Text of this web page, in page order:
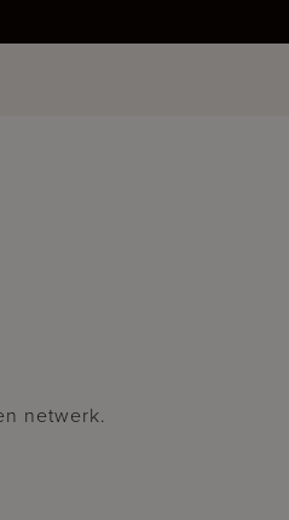
netwerk.